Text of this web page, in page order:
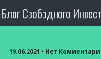
Блог Свободного
19.06.2021 • Нет